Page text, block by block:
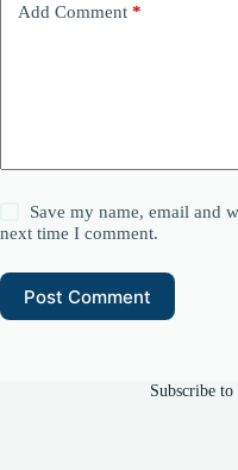
Add Comment *
Save my name, email and
next time I comment.
Post Comment
Subscribe